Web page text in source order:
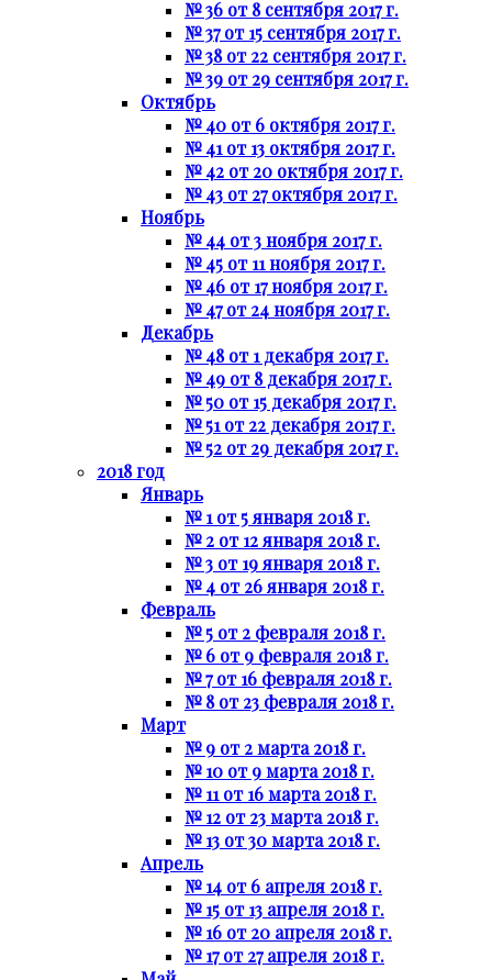
№ 36 от 8 сентября 2017 г.
№ 37 от 15 сентября 2017 г.
№ 38 от 22 сентября 2017 г.
№ 39 от 29 сентября 2017 г.
Октябрь
№ 40 от 6 октября 2017 г.
№ 41 от 13 октября 2017 г.
№ 42 от 20 октября 2017 г.
№ 43 от 27 октября 2017 г.
Ноябрь
№ 44 от 3 ноября 2017 г.
№ 45 от 11 ноября 2017 г.
№ 46 от 17 ноября 2017 г.
№ 47 от 24 ноября 2017 г.
Декабрь
№ 48 от 1 декабря 2017 г.
№ 49 от 8 декабря 2017 г.
№ 50 от 15 декабря 2017 г.
№ 51 от 22 декабря 2017 г.
№ 52 от 29 декабря 2017 г.
2018 год
Январь
№ 1 от 5 января 2018 г.
№ 2 от 12 января 2018 г.
№ 3 от 19 января 2018 г.
№ 4 от 26 января 2018 г.
Февраль
№ 5 от 2 февраля 2018 г.
№ 6 от 9 февраля 2018 г.
№ 7 от 16 февраля 2018 г.
№ 8 от 23 февраля 2018 г.
Март
№ 9 от 2 марта 2018 г.
№ 10 от 9 марта 2018 г.
№ 11 от 16 марта 2018 г.
№ 12 от 23 марта 2018 г.
№ 13 от 30 марта 2018 г.
Апрель
№ 14 от 6 апреля 2018 г.
№ 15 от 13 апреля 2018 г.
№ 16 от 20 апреля 2018 г.
№ 17 от 27 апреля 2018 г.